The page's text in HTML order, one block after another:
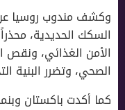
وكشف مندوب روسيا
السكك الحديدية،
الأمن الغذائي، ونقص
الصحي، وتضرر البنية
كما أكدت باكستان